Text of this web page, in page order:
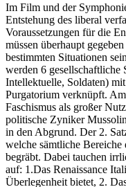
Im Film und der
Entstehung des liberal
Voraussetzungen für die
müssen überhaupt
bestimmten Situationen
werden 6 gesellschaftliche
Intellektuelle, Soldaten)
Purgatorium verknüpft. Am
Faschismus als großer
politische Zyniker
in den Abgrund. Der 2.
welche sämtliche
begräbt. Dabei tauchen
auf: 1.Das Renaissance
Überlegenheit bietet, 2.